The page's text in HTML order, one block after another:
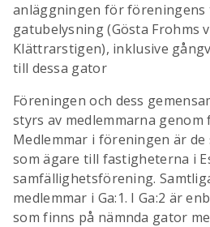
anläggningen för föreningens
gatubelysning (Gösta Frohms
Klättrarstigen), inklusive
till dessa gator
Föreningen och dess
styrs av medlemmarna
Medlemmar i föreningen är
som ägare till fastigheterna i
samfällighetsförening.
medlemmar i Ga:1. I Ga:2 är
som finns på nämnda gator